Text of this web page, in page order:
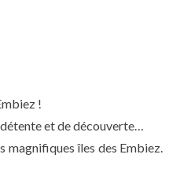
!
et de découverte…
magnifiques îles des Embiez.